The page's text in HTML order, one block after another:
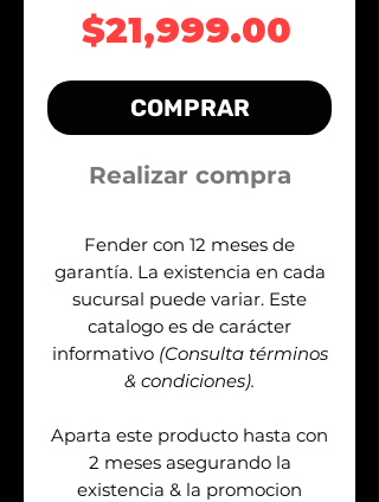
$21,999.00
COMPRAR
Realizar compra
Fender con 12 meses de
garantía. La existencia en cada
sucursal puede variar. Este
catalogo es de carácter
informativo (Consulta términos
& condiciones).
Aparta este producto hasta con
2 meses asegurando la
existencia & la promocion